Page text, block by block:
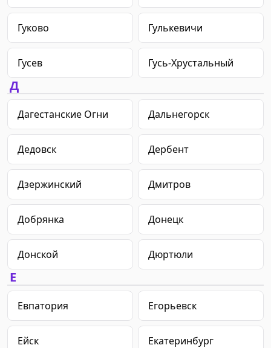
Гуково Гулькевичи
Гусев Гусь-Хрустальный
Д
Дагестанские Огни Дальнегорск
Дедовск Дербент
Дзержинский Дмитров
Добрянка Донецк
Донской Дюртюли
Е
Евпатория Егорьевск
Ейск Екатеринбург